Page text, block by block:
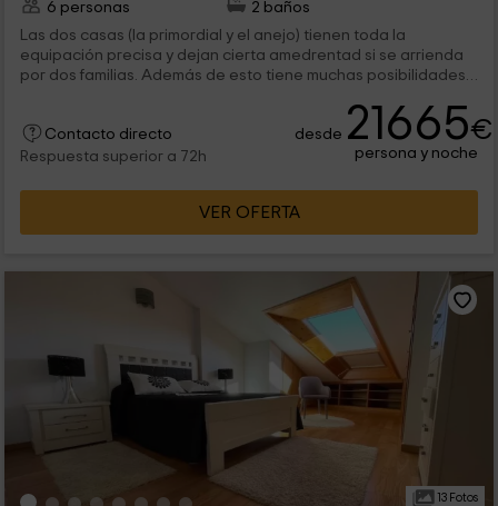
6 personas
2 baños
Las dos casas (la primordial y el anejo) tienen toda la
equipación precisa y dejan cierta amedrentad si se arrienda
por dos familias. Además de esto tiene muchas posibilidades
mesa grande del anejo o bien mesa de la cocina de la casa
primordial). La finca es extensa y la piscina suficiente. Tiene
posibilidad de barbacoa fuera o bien dentro (por si acaso
Contacto directo
Respuesta superior a 72h
desde 21665€
persona y noche
VER OFERTA
13 Fotos